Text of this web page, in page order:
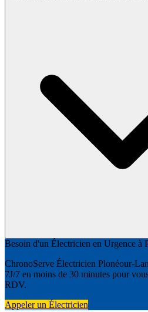
Besoin d'un Électricien en Urgence à
ChronoServe Électricien Plonéour-
7J/7 en moins de 30 minutes pour
RDV.
Appeler un Électricien